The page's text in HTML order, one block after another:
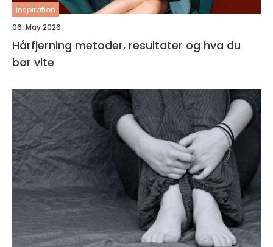
inspiration
06. May 2026
Hårfjerning metoder, resultater og hva du
bør vite